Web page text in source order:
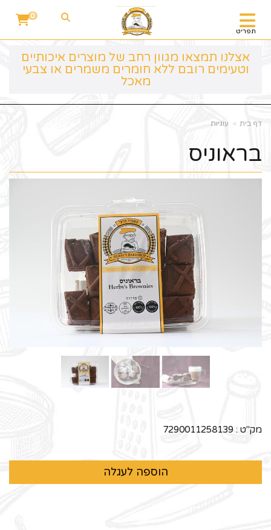
תפריט
0
אצלנו תמצאו מגוון רחב של מוצרים איכותיים
וטעימים רובם ללא חומרים משמרים או צבעי
מאכל
דף בית עוגיות
בראוניס
מק"ט : 7290011258139